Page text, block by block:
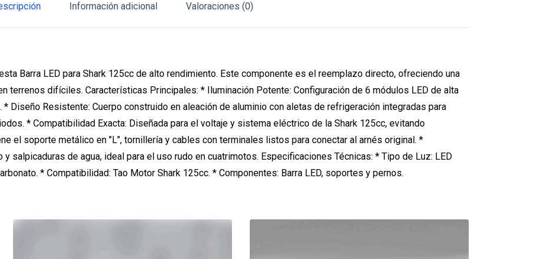
Información adicional Valoraciones (0)
Barra LED para Shark 125cc de alto rendimiento. Este componente es el reemplazo directo, ofreciendo una
terrenos difíciles. Características Principales: * Iluminación Potente: Configuración de 6 módulos LED de alta
Diseño Resistente: Cuerpo construido en aleación de aluminio con aletas de refrigeración integradas para
* Compatibilidad Exacta: Diseñada para el voltaje y sistema eléctrico de la Shark 125cc, evitando
el soporte metálico en "L", tornillería y cables con terminales listos para conectar al arnés original. *
salpicaduras de agua, ideal para el uso rudo en cuatrimotos. Especificaciones Técnicas: * Tipo de Luz: LED
* Compatibilidad: Tao Motor Shark 125cc. * Componentes: Barra LED, soportes y pernos.